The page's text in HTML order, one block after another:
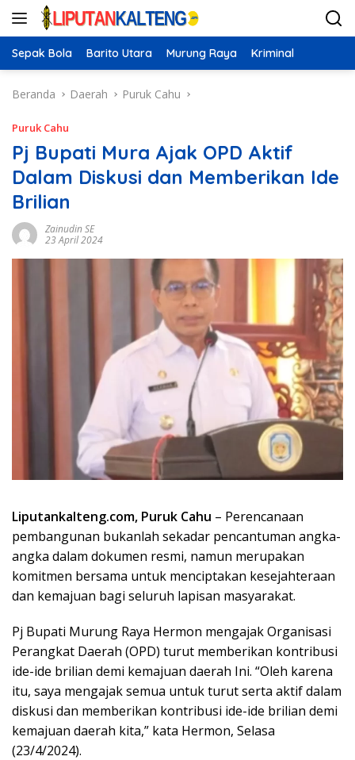
Langsung
Sepak Bola Barito Utara Murung Raya Kriminal
Beranda Daerah Puruk Cahu
Puruk Cahu
Pj Bupati Mura Ajak OPD Aktif
Dalam Diskusi dan Memberikan Ide
Brilian
Zainudin SE
23 April 2024
Liputankalteng.com, Puruk Cahu – Perencanaan
pembangunan bukanlah sekadar pencantuman angka-
angka dalam dokumen resmi, namun merupakan
komitmen bersama untuk menciptakan kesejahteraan
dan kemajuan bagi seluruh lapisan masyarakat.
Pj Bupati Murung Raya Hermon mengajak Organisasi
Perangkat Daerah (OPD) turut memberikan kontribusi
ide-ide brilian demi kemajuan daerah Ini. “Oleh karena
itu, saya mengajak semua untuk turut serta aktif dalam
diskusi dan memberikan kontribusi ide-ide brilian demi
kemajuan daerah kita,” kata Hermon, Selasa
(23/4/2024).